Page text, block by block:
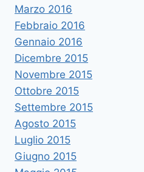
Marzo 2016
Febbraio 2016
Gennaio 2016
Dicembre 2015
Novembre 2015
Ottobre 2015
Settembre 2015
Agosto 2015
Luglio 2015
Giugno 2015